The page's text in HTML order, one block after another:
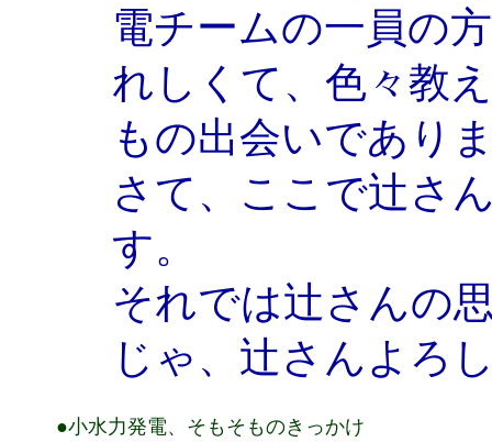
電チームの一員の
れしくて、色々教
もの出会いであり
さて、ここで辻さ
す。
それでは辻さんの
じゃ、辻さんよろ
●小水力発電、そもそものきっかけ